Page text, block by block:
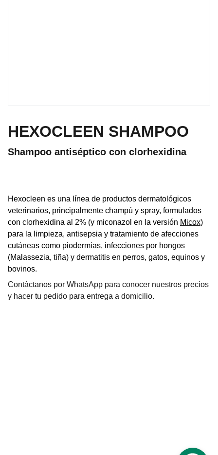
HEXOCLEEN SHAMPOO
Shampoo antiséptico con clorhexidina
Hexocleen es una línea de productos dermatológicos
veterinarios, principalmente champú y spray, formulados
con clorhexidina al 2% (y miconazol en la versión Micox)
para la limpieza, antisepsia y tratamiento de afecciones
cutáneas como piodermias, infecciones por hongos
(Malassezia, tiña) y dermatitis en perros, gatos, equinos y
bovinos.
Contáctanos por WhatsApp para conocer nuestros precios
y hacer tu pedido para entrega a domicilio.